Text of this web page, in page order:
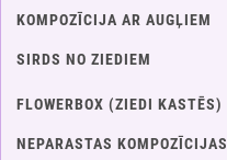
KOMPOZĪCIJA AR AUGĻIEM
SIRDS NO ZIEDIEM
FLOWERBOX (ZIEDI KASTĒS)
NEPARASTAS KOMPOZĪCIJAS